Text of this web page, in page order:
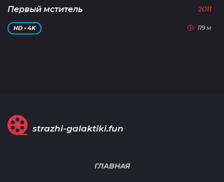
Первый мститель 2011
HD • 4K 119 м
strazhi-galaktiki.fun
ГЛАВНАЯ